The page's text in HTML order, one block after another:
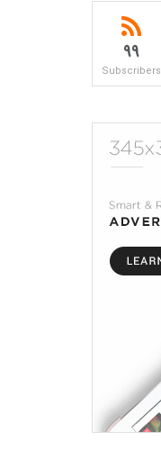
99
Subscribers